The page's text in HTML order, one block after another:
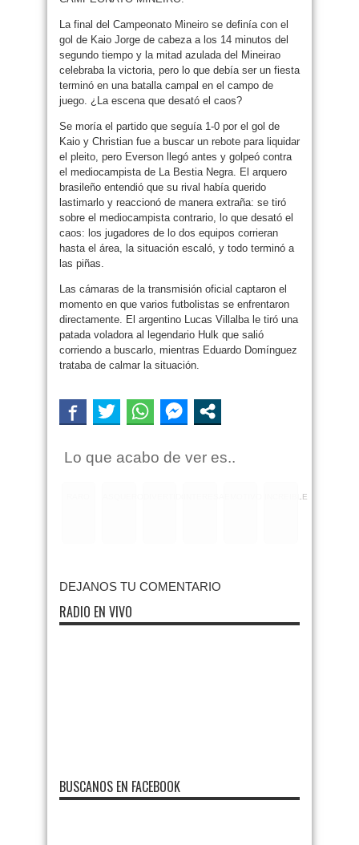
La final del Campeonato Mineiro se definía con el
gol de Kaio Jorge de cabeza a los 14 minutos del
segundo tiempo y la mitad azulada del Mineirao
celebraba la victoria, pero lo que debía ser un fiesta
terminó en una batalla campal en el campo de
juego. ¿La escena que desató el caos?
Se moría el partido que seguía 1-0 por el gol de
Kaio y Christian fue a buscar un rebote para liquidar
el pleito, pero Everson llegó antes y golpeó contra
el mediocampista de La Bestia Negra. El arquero
brasileño entendió que su rival había querido
lastimarlo y reaccionó de manera extraña: se tiró
sobre el mediocampista contrario, lo que desató el
caos: los jugadores de lo dos equipos corrieran
hasta el área, la situación escaló, y todo terminó a
las piñas.
Las cámaras de la transmisión oficial captaron el
momento en que varios futbolistas se enfrentaron
directamente. El argentino Lucas Villalba le tiró una
patada voladora al legendario Hulk que salió
corriendo a buscarlo, mientras Eduardo Domínguez
trataba de calmar la situación.
Lo que acabo de ver es..
INCREIBLE
DEJANOS TU COMENTARIO
RADIO EN VIVO
BUSCANOS EN FACEBOOK